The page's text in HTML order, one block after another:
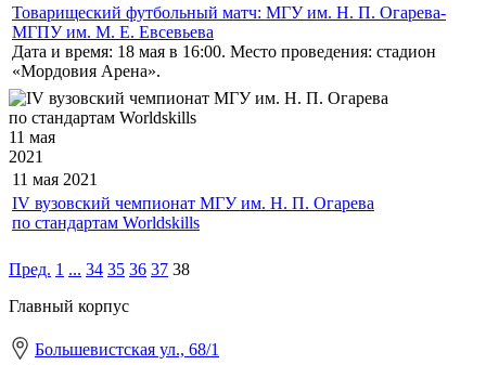
Товарищеский футбольный матч: МГУ им. Н. П. Огарева-
МГПУ им. М. Е. Евсевьева
Дата и время: 18 мая в 16:00. Место проведения: стадион
«Мордовия Арена».
11 мая
2021
11 мая 2021
IV вузовский чемпионат МГУ им. Н. П. Огарева
по стандартам Worldskills
Пред. 1 ... 34 35 36 37 38
Главный корпус
Большевистская ул., 68/1